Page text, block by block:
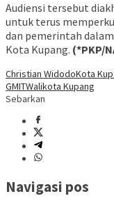
Audiensi tersebut
untuk terus
dan pemerintah
Kota Kupang. (*PKP/
Christian WidodoKota
GMITWalikota Kupang
Sebarkan
Navigasi pos